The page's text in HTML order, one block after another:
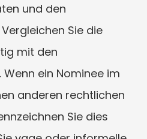
und den
Sie die
mit den
ein Nominee im
anderen rechtlichen
Sie dies